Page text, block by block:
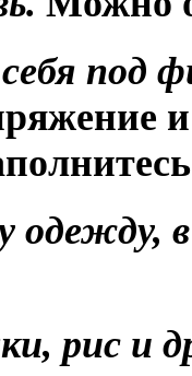
под
и
рис и